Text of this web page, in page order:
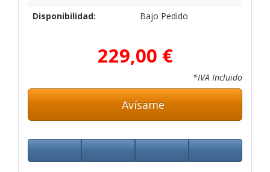
Disponibilidad:
Bajo Pedido
229,00 €
*IVA Incluido
Avísame